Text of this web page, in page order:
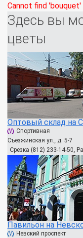
Cannot find
Здесь вы
цветы
Оптовый склад на
Спортивная
Съезжинская ул., д. 5-7
Срезка (812) 233-14-50,
Павильон на
Невский проспект